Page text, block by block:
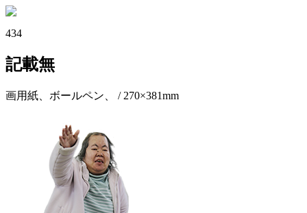
434
記載無
画用紙、ボールペン、 / 270×381mm